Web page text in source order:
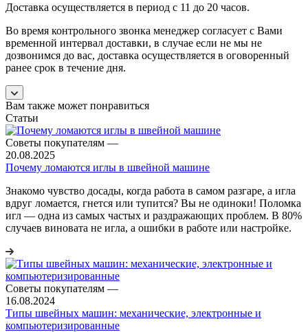
Доставка осуществляется в период с 11 до 20 часов.
Во время контрольного звонка менеджер согласует с Вами
временной интервал доставки, в случае если не мы не
дозвонимся до вас, доставка осуществляется в оговоренный
ранее срок в течение дня.
Вам также может понравиться
Статьи
Советы покупателям —
20.08.2025
Почему ломаются иглы в швейной машине
Знакомо чувство досады, когда работа в самом разгаре, а игла
вдруг ломается, гнется или тупится? Вы не одиноки! Поломка
игл — одна из самых частых и раздражающих проблем. В 80%
случаев виновата не игла, а ошибки в работе или настройке.
Советы покупателям —
16.08.2024
Типы швейных машин: механические, электронные и
компьютеризированные